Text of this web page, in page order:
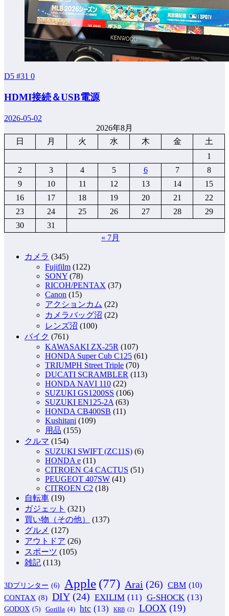
D5 #31 0
HDMI接続＆USB電源
2026-05-02
2026年8月
日
月 火 水 木 金
土
1
2
3 4 5 6 7
8
9
10 11 12 13 14
15
16
17 18 19 20 21
22
23
24 25 26 27 28
29
30
31
« 7月
カメラ (345)
Fujifilm (122)
SONY (78)
RICOH/PENTAX (37)
Canon (15)
アクションカム (22)
カメラバッグ沼 (22)
レンズ沼 (100)
バイク (761)
KAWASAKI ZX-25R (107)
HONDA Super Cub C125 (61)
TRIUMPH Street Triple (70)
DUCATI SCRAMBLER (113)
HONDA NAVI 110 (22)
SUZUKI GS1200SS (106)
SUZUKI EN125-2A (63)
HONDA CB400SB (11)
Kushitani (109)
用品 (155)
クルマ (154)
SUZUKI SWIFT (ZC11S) (6)
HONDA e (11)
CITROEN C4 CACTUS (51)
PEUGEOT 407SW (41)
CITROEN C2 (18)
自転車 (19)
ガジェット (321)
買い物（その他）
(137)
グルメ (127)
アウトドア (26)
スポーツ (105)
雑記 (113)
3Dプリンター (6) Apple (77) Arai (26) CBM (10)
CONTAX (8) DIY (24) EXILIM (11) G-SHOCK (13)
GODOX (5) Gorilla (4) htc (13) KRB (2) LOOX (19)